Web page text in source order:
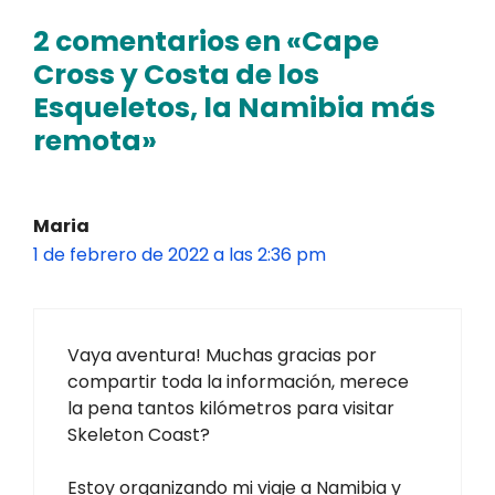
2 comentarios en «Cape
Cross y Costa de los
Esqueletos, la Namibia más
remota»
Maria
1 de febrero de 2022 a las 2:36 pm
Vaya aventura! Muchas gracias por
compartir toda la información, merece
la pena tantos kilómetros para visitar
Skeleton Coast?
Estoy organizando mi viaje a Namibia y